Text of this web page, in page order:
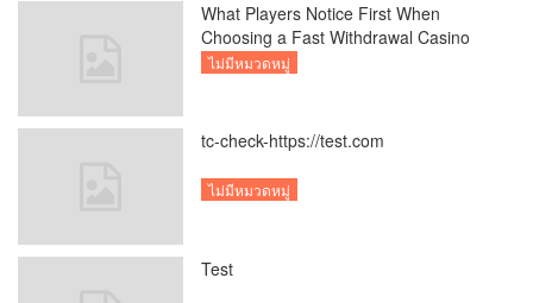
What Players Notice First When
Choosing a Fast Withdrawal Casino
UK
ไม่มีหมวดหมู่
tc-check-https://test.com
ไม่มีหมวดหมู่
Test